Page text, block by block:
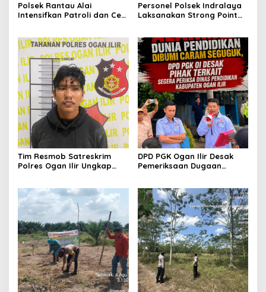
Polsek Rantau Alai
Intensifkan Patroli dan Cek
Personel Polsek Indralaya
Laksanakan Strong Point
Masuk Sekolah
Tim Resmob Satreskrim
Polres Ogan Ilir Ungkap
Terduga Pelaku Diamankan
DPD PGK Ogan Ilir Desak
Pemeriksaan Dugaan
Proses Berjalan
Transparan